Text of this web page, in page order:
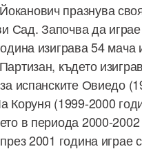
празнува
Сад. Започва да
изиграва 54 мача
където
испанските Овиедо
(1999-2000
в периода 2000-
2001 година играе